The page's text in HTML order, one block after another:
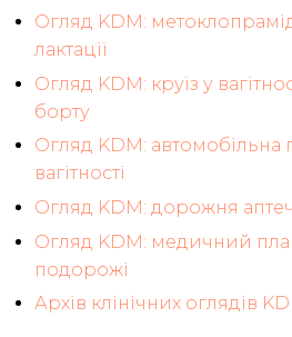
Огляд KDM: метоклопрамід
лактації
Огляд KDM: круїз у
борту
Огляд KDM:
вагітності
Огляд KDM: дорожня
Огляд KDM: медичний план
подорожі
Архів клінічних оглядів